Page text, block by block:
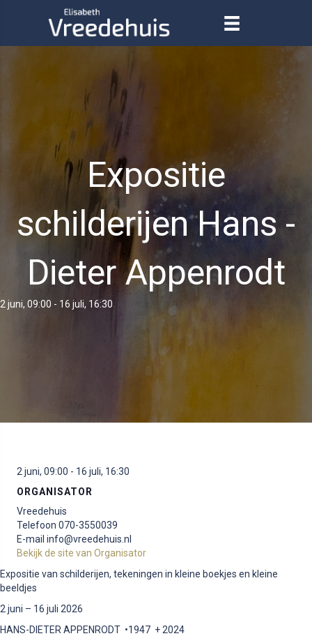
Expositie
schilderijen Hans -
Dieter Appenrodt
2 juni, 09:00 - 16 juli, 16:30
2 juni, 09:00 - 16 juli, 16:30
ORGANISATOR
Vreedehuis
Telefoon 070-3550039
E-mail info@vreedehuis.nl
Bekijk de site van Organisator
Expositie van schilderijen, tekeningen in kleine boekjes en kleine
beeldjes
2 juni – 16 juli 2026
HANS-DIETER APPENRODT •1947 + 2024